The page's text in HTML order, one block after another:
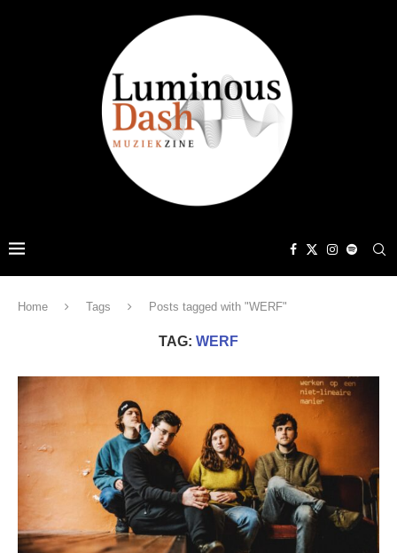
Home Tags Posts tagged with "WERF"
TAG: WERF